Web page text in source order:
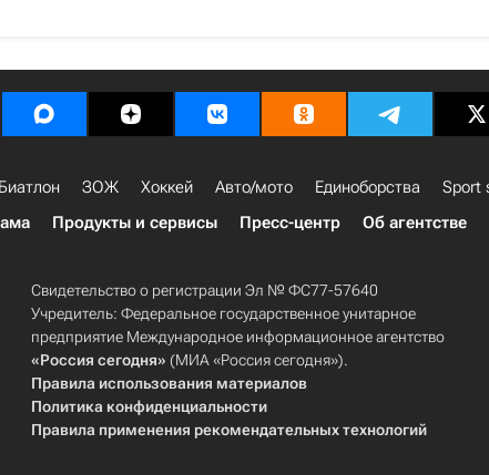
Биатлон ЗОЖ Хоккей Авто/мото Единоборства Sport
Продукты и сервисы Пресс-центр Об агентстве
Свидетельство о регистрации Эл № ФС77-57640
Учредитель: Федеральное государственное унитарное
предприятие Международное информационное агентство
«Россия сегодня» (МИА «Россия сегодня»).
Правила использования материалов
Политика конфиденциальности
Правила применения рекомендательных технологий